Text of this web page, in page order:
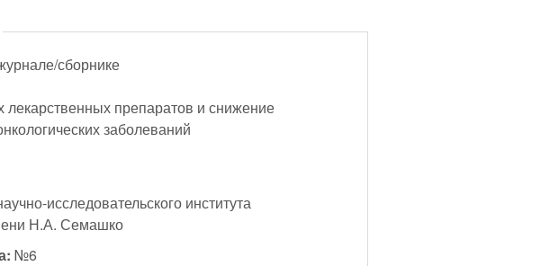
сборнике
лекарственных препаратов и снижение
заболеваний
исследовательского института
Н.А. Семашко
№6